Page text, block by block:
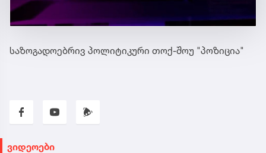
საზოგადოებრივ პოლიტიკური თოქ-შოუ "პოზიცია"
ვიდეოები